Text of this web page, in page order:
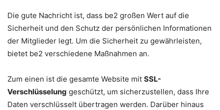
Die gute Nachricht ist, dass be2 großen Wert auf die
Sicherheit und den Schutz der persönlichen Informationen
der Mitglieder legt. Um die Sicherheit zu gewährleisten,
bietet be2 verschiedene Maßnahmen an.
Zum einen ist die gesamte Website mit SSL-
Verschlüsselung geschützt, um sicherzustellen, dass Ihre
Daten verschlüsselt übertragen werden. Darüber hinaus